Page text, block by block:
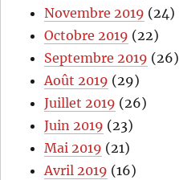
Novembre 2019 (24)
Octobre 2019 (22)
Septembre 2019 (26)
Août 2019 (29)
Juillet 2019 (26)
Juin 2019 (23)
Mai 2019 (21)
Avril 2019 (16)